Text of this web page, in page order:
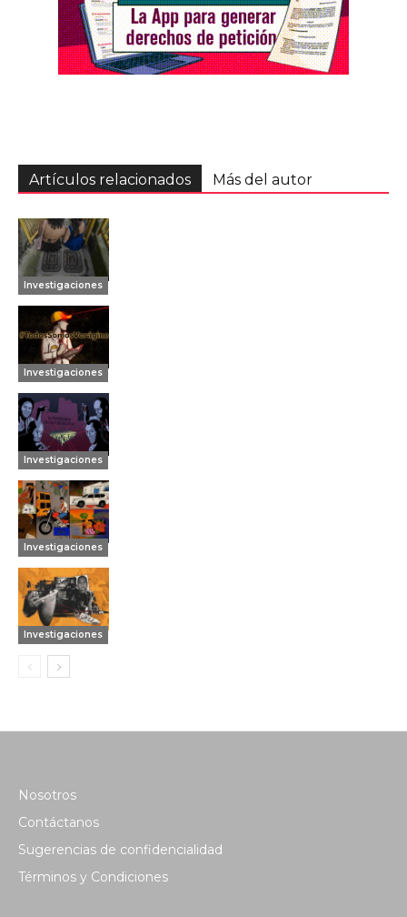
Artículos relacionados Más del autor
Investigaciones
Investigaciones
Investigaciones
Investigaciones
Investigaciones
Nosotros
Contáctanos
Sugerencias de confidencialidad
Términos y Condiciones